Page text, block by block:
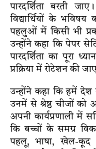
पारदर्शिता बरती
विद्यार्थियों के
पहलुओं में किसी भी
उन्होंने कहा कि पेपर
पारदर्शिता का पूरा
प्रक्रिया में रोटेशन की
उन्होंने कहा कि हमें
उनमें से श्रेष्ठ चीजों को
अपनी कार्यप्रणाली में
कि बच्चों के समग्र
पहलू, भाषा, खेल-कूद